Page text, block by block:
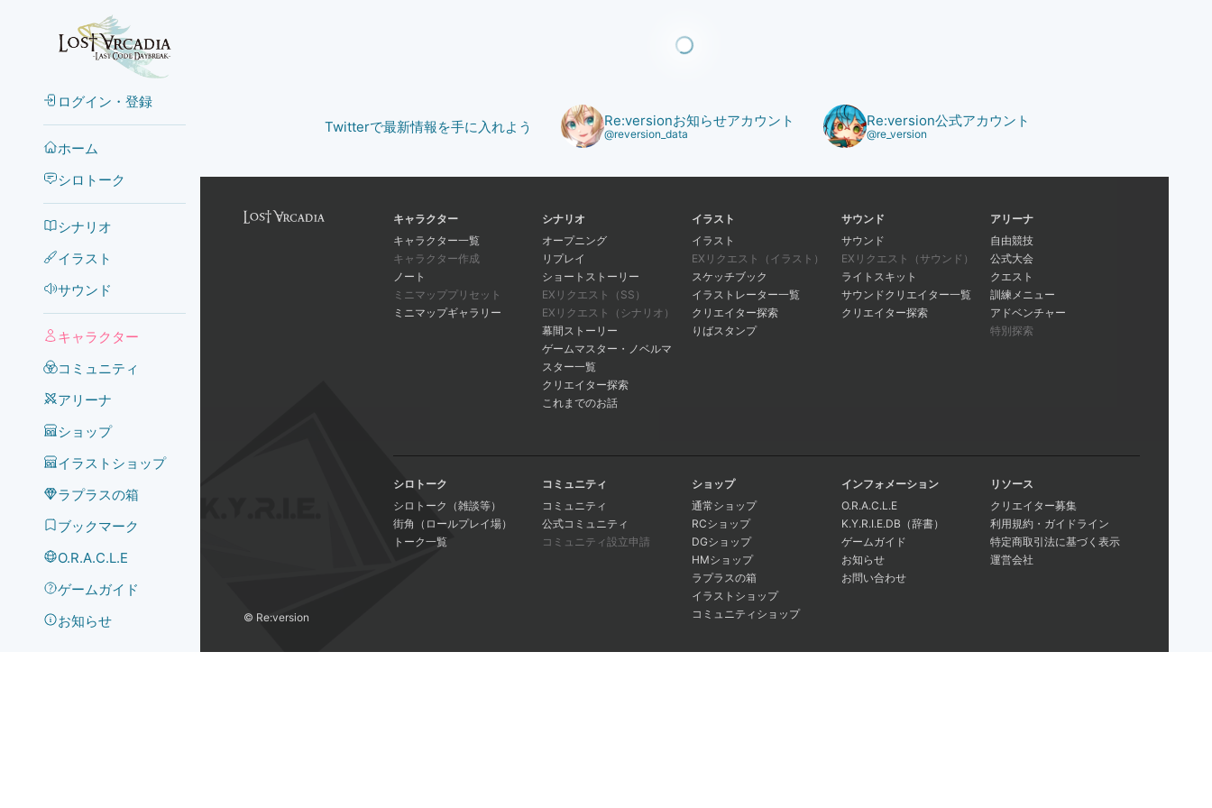
ログイン・登録
ホーム
シロトーク
シナリオ
イラスト
サウンド
キャラクター
コミュニティ
アリーナ
ショップ
イラストショップ
ラプラスの箱
ブックマーク
O.R.A.C.L.E
ゲームガイド
お知らせ
Twitterで最新情報を手に入れよう Re:versionお知らせアカウント
@reversion_data
Re:version公式アカウント
@re_version
キャラクター
キャラクター一覧
キャラクター作成
ノート
ミニマッププリセット
ミニマップギャラリー
シナリオ
オープニング
リプレイ
ショートストーリー
EXリクエスト（SS）
EXリクエスト（シナリオ）
幕間ストーリー
ゲームマスター・ノベルマ
スター一覧
クリエイター探索
これまでのお話
イラスト
イラスト
EXリクエスト（イラスト）
スケッチブック
イラストレーター一覧
クリエイター探索
りばスタンプ
サウンド
サウンド
EXリクエスト（サウンド）
ライトスキット
サウンドクリエイター一覧
クリエイター探索
アリーナ
自由競技
公式大会
クエスト
訓練メニュー
アドベンチャー
特別探索
©️ Re:version
シロトーク
シロトーク（雑談等）
街角（ロールプレイ場）
トーク一覧
コミュニティ
コミュニティ
公式コミュニティ
コミュニティ設立申請
ショップ
通常ショップ
RCショップ
DGショップ
HMショップ
ラプラスの箱
イラストショップ
コミュニティショップ
インフォメーション
O.R.A.C.L.E
K.Y.R.I.E.DB（辞書）
ゲームガイド
お知らせ
お問い合わせ
リソース
クリエイター募集
利用規約・ガイドライン
特定商取引法に基づく表示
運営会社